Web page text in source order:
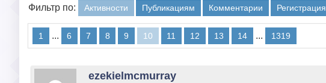
Фильтр по: Активности Публикациям Комментарии Регистрация
1 ... 6 7 8 9 10 11 12 13 14 ... 1319
ezekielmcmurray